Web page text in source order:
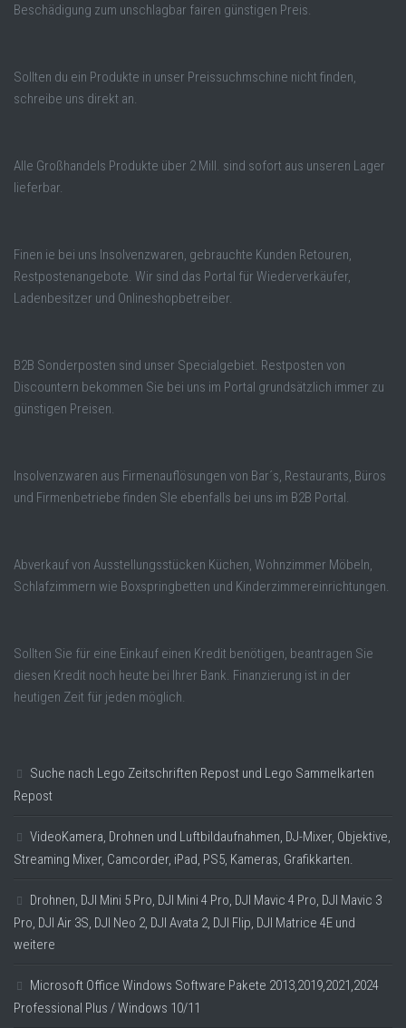
Beschädigung zum unschlagbar fairen günstigen Preis.
Sollten du ein Produkte in unser Preissuchmschine nicht finden,
schreibe uns direkt an.
Alle Großhandels Produkte über 2 Mill. sind sofort aus unseren Lager
lieferbar.
Finen ie bei uns Insolvenzwaren, gebrauchte Kunden Retouren,
Restpostenangebote. Wir sind das Portal für Wiederverkäufer,
Ladenbesitzer und Onlineshopbetreiber.
B2B Sonderposten sind unser Specialgebiet. Restposten von
Discountern bekommen Sie bei uns im Portal grundsätzlich immer zu
günstigen Preisen.
Insolvenzwaren aus Firmenauflösungen von Bar´s, Restaurants, Büros
und Firmenbetriebe finden SIe ebenfalls bei uns im B2B Portal.
Abverkauf von Ausstellungsstücken Küchen, Wohnzimmer Möbeln,
Schlafzimmern wie Boxspringbetten und Kinderzimmereinrichtungen.
Sollten Sie für eine Einkauf einen Kredit benötigen, beantragen Sie
diesen Kredit noch heute bei Ihrer Bank. Finanzierung ist in der
heutigen Zeit für jeden möglich.
Suche nach Lego Zeitschriften Repost und Lego Sammelkarten
Repost
VideoKamera, Drohnen und Luftbildaufnahmen, DJ-Mixer, Objektive,
Streaming Mixer, Camcorder, iPad, PS5, Kameras, Grafikkarten.
Drohnen, DJI Mini 5 Pro, DJI Mini 4 Pro, DJI Mavic 4 Pro, DJI Mavic 3
Pro, DJI Air 3S, DJI Neo 2, DJI Avata 2, DJI Flip, DJI Matrice 4E und
weitere
Microsoft Office Windows Software Pakete 2013,2019,2021,2024
Professional Plus / Windows 10/11